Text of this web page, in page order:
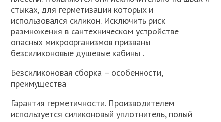
стыках, для герметизации которых и
использовался силикон. Исключить риск
размножения в сантехническом устройстве
опасных микроорганизмов призваны
безсиликоновые душевые кабины .
Безсиликоновая сборка – особенности,
преимущества
Гарантия герметичности. Производителем
используется силиконовый уплотнитель, полый